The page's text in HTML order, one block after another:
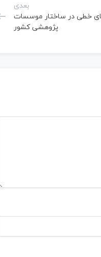
بعدی
خطی در ساختار موسسات
پژوهشی کشور